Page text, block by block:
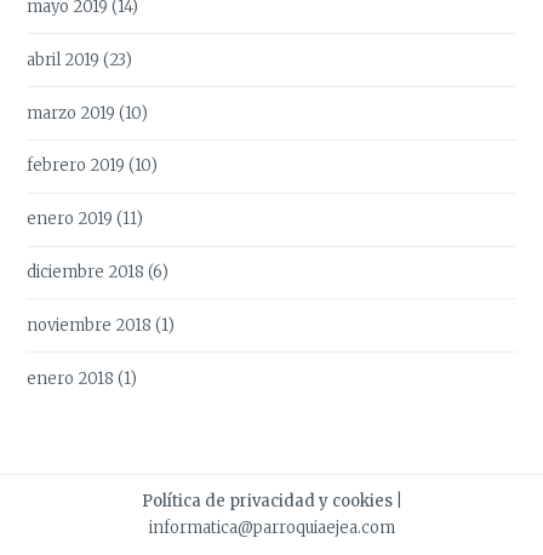
mayo 2019 (14)
abril 2019 (23)
marzo 2019 (10)
febrero 2019 (10)
enero 2019 (11)
diciembre 2018 (6)
noviembre 2018 (1)
enero 2018 (1)
Política de privacidad y cookies
informatica@parroquiaejea.com